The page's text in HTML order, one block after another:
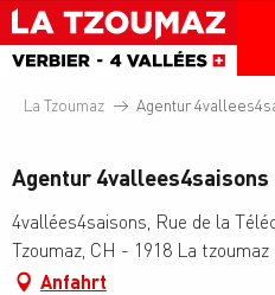
Aller
au
contenu
principal
La Tzoumaz Agentur
Agentur 4vallees4saisons
4vallées4saisons, Rue de la
Tzoumaz, CH - 1918 La tzoumaz
Anfahrt